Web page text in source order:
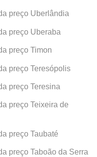
preço Uberlândia
preço Uberaba
preço Timon
preço Teresópolis
preço Teresina
preço Teixeira de
preço Taubaté
preço Taboão da Serra